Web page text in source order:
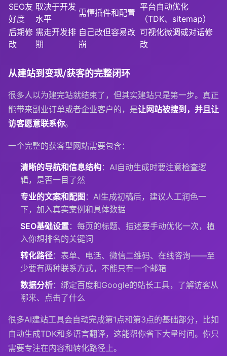
SEO友
好度
取决于开发
水平
需懂插件和配置
平台自动优化
（TDK、sitemap）
后期修
改
需走开发排
期
自己改但容易改
崩
可视化微调或对话修
改
从建站到变现/获客的完整闭环
很多人以为建完站就结束了，但其实建站只是第一步。真正
能带来副业订单或者企业客户的，是让网站被搜到，并且让
访客愿意联系你。
一个完整的获客型网站需要包含：
清晰的导航和信息结构：AI自动生成时要注意检查逻
辑，是否一目了然
专业的文案和配图：AI生成初稿后，建议人工润色一
下，加入真实案例和具体数据
SEO基础设置：每页的标题、描述要手动优化一次，植
入你想排名的关键词
转化路径：表单、电话、微信二维码、在线咨询——至
少要有两种联系方式，不能只有一个邮箱
数据分析：绑定百度和Google的站长工具，了解访客从
哪来、点击了什么
很多AI建站工具会自动完成第1点和第3点的基础部分，比如
自动生成TDK和多语言翻译，这能帮你省下大量时间。你只
需要专注在内容和转化路径上。